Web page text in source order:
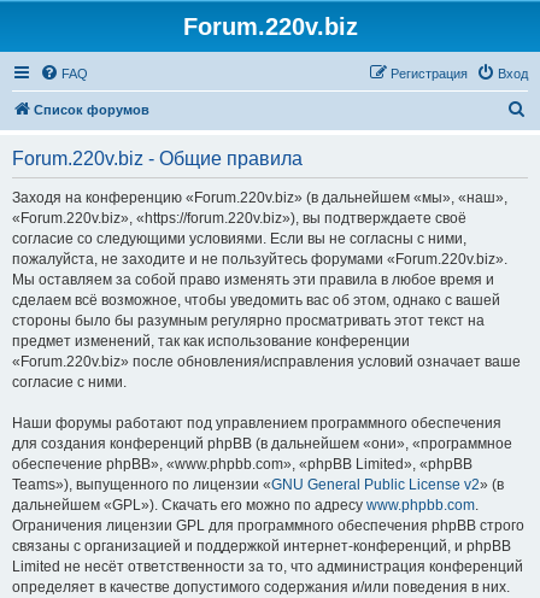
Forum.220v.biz
FAQ Вход
Регистрация
Список форумов
Forum.220v.biz - Общие правила
Заходя на конференцию «Forum.220v.biz» (в дальнейшем «мы», «наш»,
«Forum.220v.biz», «https://forum.220v.biz»), вы подтверждаете своё
согласие со следующими условиями. Если вы не согласны с ними,
пожалуйста, не заходите и не пользуйтесь форумами «Forum.220v.biz».
Мы оставляем за собой право изменять эти правила в любое время и
сделаем всё возможное, чтобы уведомить вас об этом, однако с вашей
стороны было бы разумным регулярно просматривать этот текст на
предмет изменений, так как использование конференции
«Forum.220v.biz» после обновления/исправления условий означает ваше
согласие с ними.
Наши форумы работают под управлением программного обеспечения
для создания конференций phpBB (в дальнейшем «они», «программное
обеспечение phpBB», «www.phpbb.com», «phpBB Limited», «phpBB
Teams»), выпущенного по лицензии «GNU General Public License v2» (в
дальнейшем «GPL»). Скачать его можно по адресу www.phpbb.com.
Ограничения лицензии GPL для программного обеспечения phpBB строго
связаны с организацией и поддержкой интернет-конференций, и phpBB
Limited не несёт ответственности за то, что администрация конференций
определяет в качестве допустимого содержания и/или поведения в них.